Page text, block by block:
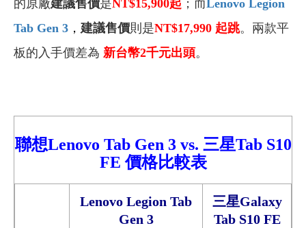
的原廠建議售價是NT$15,900起 ；而Lenovo Legion
Tab Gen 3 ， 建議售價則是NT$17,990 起跳。兩款平
板的入手價差為 新台幣2千元出頭。
聯想Lenovo Tab Gen 3vs. 三星Tab S10
FE 價格比較表
Lenovo Legion Tab
Gen 3
三星Galaxy
Tab S10 FE